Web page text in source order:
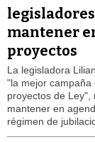
mantener
proyectos
La legisladora
"la mejor
proyectos de Ley",
mantener en
régimen de